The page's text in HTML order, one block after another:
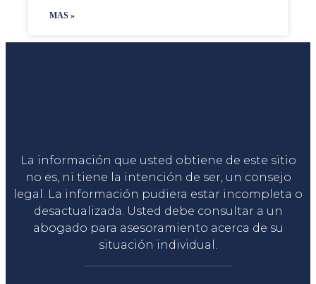
MAS »
La información que usted obtiene de este sitio
no es, ni tiene la intención de ser, un consejo
legal. La información pudiera estar incompleta o
desactualizada. Usted debe consultar a un
abogado para asesoramiento acerca de su
situación individual.